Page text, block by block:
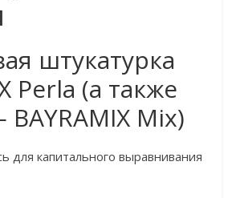
штукатурка
Perla (а также
Mix)
для капитального выравнивания